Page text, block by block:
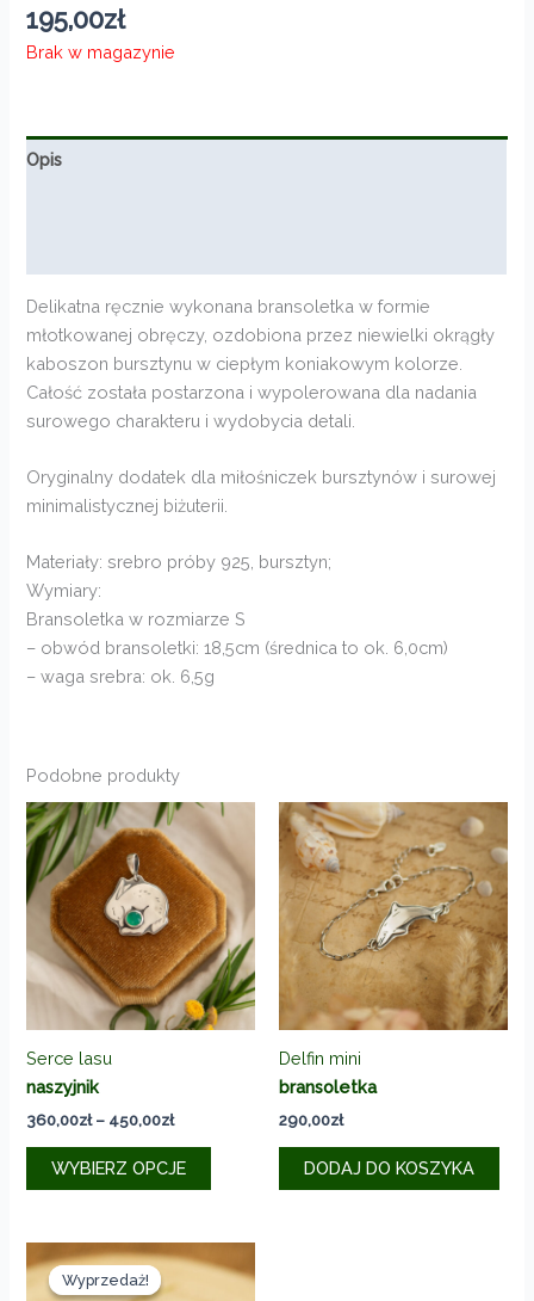
195,00zł
Brak w magazynie
Opis
Delikatna ręcznie wykonana bransoletka w formie
młotkowanej obręczy, ozdobiona przez niewielki okrągły
kaboszon bursztynu w ciepłym koniakowym kolorze.
Całość została postarzona i wypolerowana dla nadania
surowego charakteru i wydobycia detali.
Oryginalny dodatek dla miłośniczek bursztynów i surowej
minimalistycznej biżuterii.
Materiały: srebro próby 925, bursztyn;
Wymiary:
Bransoletka w rozmiarze S
– obwód bransoletki: 18,5cm (średnica to ok. 6,0cm)
– waga srebra: ok. 6,5g
Podobne produkty
Serce lasu
naszyjnik
360,00zł – 450,00złZakres
od
360,00zł
WYBIERZ OPCJE
Ten
wariantów.
Delfin mini
bransoletka
290,00zł
DODAJ DO KOSZYKA
Wyprzedaż!
Wyprzedaż!